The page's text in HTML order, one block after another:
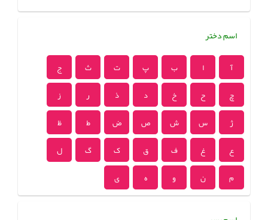
اسم دختر
آ ا ب پ ت ث
ج
چ
ح خ د ذ ر
ز
ژ
س ش ص ض ط
ظ
ع
غ ف ق ک گ
ل
م
ن و ه ی